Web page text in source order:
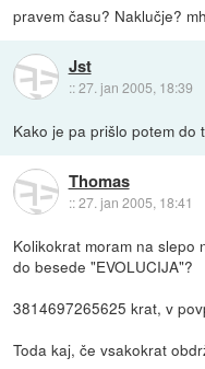
pravem času? Naklučje?
Jst
::27. jan 2005, 18:39
Kako je pa prišlo potem do
Thomas
::27. jan 2005, 18:41
Kolikokrat moram na slepo
do besede "EVOLUCIJA"?
3814697265625 krat, v
Toda kaj, če vsakokrat